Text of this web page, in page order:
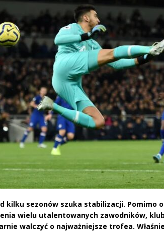
kilku sezonów szuka stabilizacji.
wielu utalentowanych zawodników,
walczyć o najważniejsze trofea.